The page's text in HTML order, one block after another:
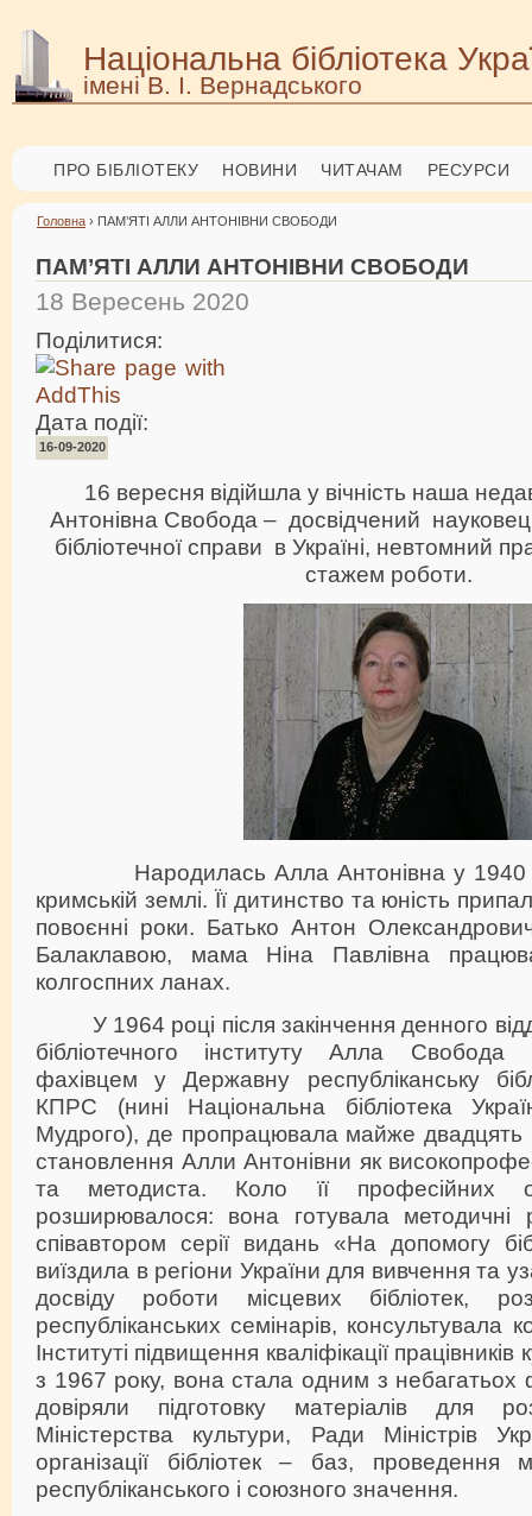
Національна бібліотека
імені В. І. Вернадського
ПРО БІБЛІОТЕКУ НОВИНИ ЧИТАЧАМ РЕСУРСИ
Головна › ПАМ’ЯТІ АЛЛИ АНТОНІВНИ СВОБОДИ
ПАМ’ЯТІ АЛЛИ АНТОНІВНИ СВОБОДИ
18 Вересень 2020
Поділитися:
Дата події:
16-09-2020
16 вересня відійшла у вічність наша
Антонівна Свобода – досвідчений
бібліотечної справи в Україні, невтомний
стажем роботи.
Народилась Алла Антонівна у 1940
кримській землі. Її дитинство та юність
повоєнні роки. Батько Антон
Балаклавою, мама Ніна Павлівна
колгоспних ланах.
У 1964 році після закінчення денного
бібліотечного інституту Алла
фахівцем у Державну республіканську
КПРС (нині Національна бібліотека
Мудрого), де пропрацювала майже двадцять
становлення Алли Антонівни як
та методиста. Коло її професійних
розширювалося: вона готувала методичні
співавтором серії видань «На допомогу
виїздила в регіони України для вивчення та
досвіду роботи місцевих бібліотек,
республіканських семінарів, консультувала
Інституті підвищення кваліфікації
з 1967 року, вона стала одним з небагатьох
довіряли підготовку матеріалів для
Міністерства культури, Ради Міністрів
організації бібліотек – баз, проведення
республіканського і союзного значення.